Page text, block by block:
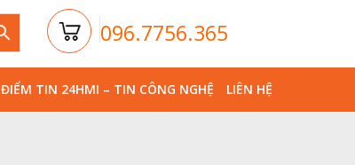
096.7756.365
ĐIỂM TIN 24HMI – TIN CÔNG NGHỆ LIÊN HỆ